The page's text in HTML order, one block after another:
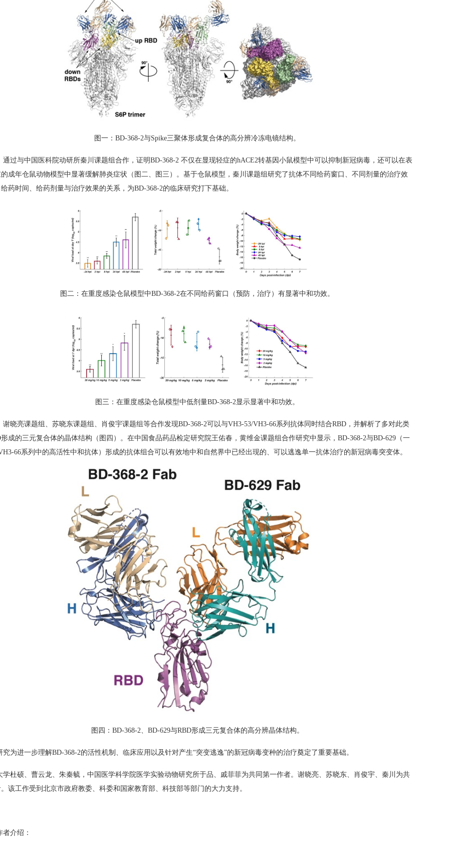
图一：BD-368-2与Spike三聚体形成复合体的高分辨冷冻电镜结构。
通过与中国医科院动研所秦川课题组合作，证明BD-368-2 不仅在显现轻症的hACE2转基因小鼠模型中可以抑制新冠病毒，还可以在表
成年仓鼠动物模型中显著缓解肺炎症状（图二、图三）。基于仓鼠模型，秦川课题组研究了抗体不同给药窗口、不同剂量的治疗效
药时间、给药剂量与治疗效果的关系，为BD-368-2的临床研究打下基础。
图二：在重度感染仓鼠模型中BD-368-2在不同给药窗口（预防，治疗）有显著中和功效。
图三：在重度感染仓鼠模型中低剂量BD-368-2显示显著中和功效。
谢晓亮课题组、苏晓东课题组、肖俊宇课题组等合作发现BD-368-2可以与VH3-53/VH3-66系列抗体同时结合RBD，并解析了多对此类
形成的三元复合体的晶体结构（图四）。在中国食品药品检定研究院王佑春，黄维金课题组合作研究中显示， BD-368-2与BD-629（一
66系列中的高活性中和抗体）形成的抗体组合可以有效地中和自然界中已经出现的、可以逃逸单一抗体治疗的新冠病毒突变体。
图四： BD-368-2、 BD-629与RBD形成三元复合体的高分辨晶体结构。
究为进一步理解BD-368-2的活性机制、临床应用以及针对产生“突变逃逸”的新冠病毒变种的治疗奠定了重要基础。
学杜硕、曹云龙、朱秦毓，中国医学科学院医学实验动物研究所于品、戚菲菲为共同第一作者。谢晓亮、苏晓东、肖俊宇、秦川为共
该工作受到北京市政府教委、科委和国家教育部、科技部等部门的大力支持。
者介绍：